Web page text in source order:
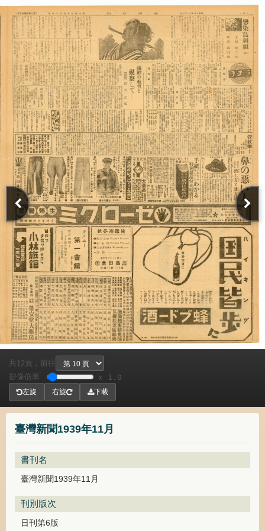
臺灣新聞1939年11月
書刊名
臺灣新聞1939年11月
刊別版次
日刊第6版
共 12頁， 前往
影像倍率
x 1.0
左旋 右旋 下載